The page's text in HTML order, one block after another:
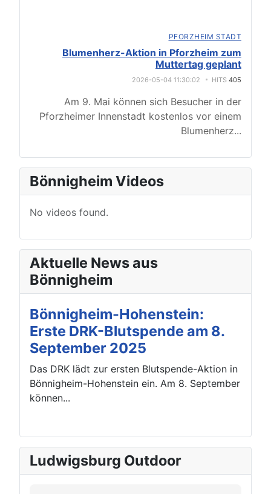
PFORZHEIM STADT
Blumenherz-Aktion in Pforzheim zum
Muttertag geplant
2026-05-04 11:30:02 HITS 405
Am 9. Mai können sich Besucher in der
Pforzheimer Innenstadt kostenlos vor einem
Blumenherz...
Bönnigheim Videos
No videos found.
Aktuelle News aus
Bönnigheim
Bönnigheim-Hohenstein:
Erste DRK-Blutspende am 8.
September 2025
Das DRK lädt zur ersten Blutspende-Aktion in
Bönnigheim-Hohenstein ein. Am 8. September
können...
Ludwigsburg Outdoor